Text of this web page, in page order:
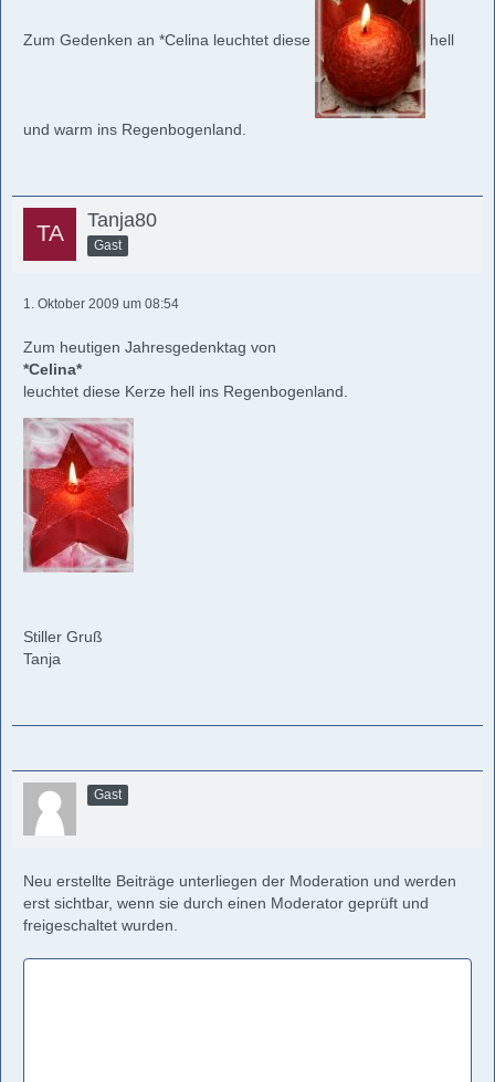
Zum Gedenken an *Celina leuchtet diese hell
und warm ins Regenbogenland.
Tanja80
Gast
1. Oktober 2009 um 08:54
Zum heutigen Jahresgedenktag von
*Celina*
leuchtet diese Kerze hell ins Regenbogenland.
Stiller Gruß
Tanja
Gast
Neu erstellte Beiträge unterliegen der Moderation und werden
erst sichtbar, wenn sie durch einen Moderator geprüft und
freigeschaltet wurden.